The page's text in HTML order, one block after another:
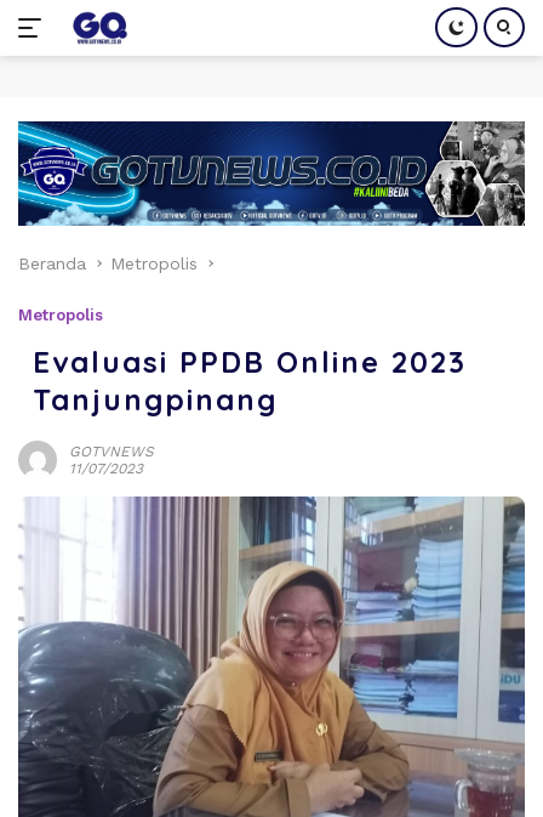
konten
Beranda Metropolis
Metropolis
Evaluasi PPDB Online 2023
Tanjungpinang
GOTVNEWS
11/07/2023